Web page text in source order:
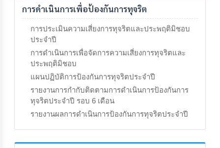
การดำเนินการเพื่อป้องกันการทุจริต
การประเมินความเสี่ยงการทุจริตและประพฤติมิชอบ
ประจำปี
การดำเนินการเพื่อจัดการความเสี่ยงการทุจริตและ
ประพฤติมิชอบ
แผนปฏิบัติการป้องกันการทุจริตประจำปี
รายงานการกำกับติดตามการดำเนินการป้องกันการ
ทุจริตประจำปี รอบ 6 เดือน
รายงานผลการดำเนินการป้องกันการทุจริตประจำปี